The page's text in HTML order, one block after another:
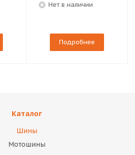
Нет в наличии
Подробнее
Каталог
Шины
Мотошины